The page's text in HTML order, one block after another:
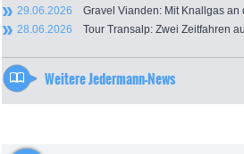
29.06.2026 Gravel Vianden: Mit Knallgas an
28.06.2026 Tour Transalp: Zwei Zeitfahren
Weitere Jedermann-News